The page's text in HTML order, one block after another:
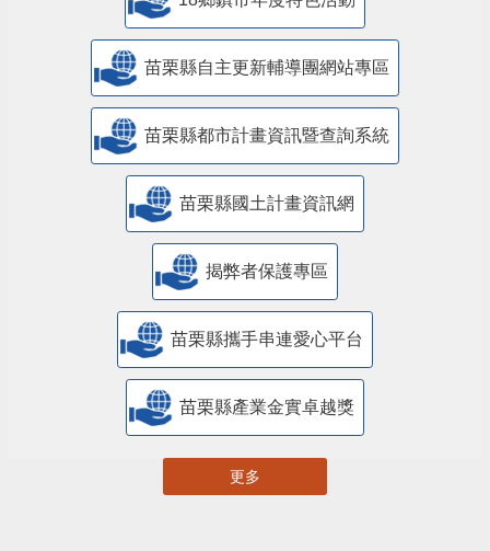
苗栗縣自主更新輔導團網站專區
苗栗縣都市計畫資訊暨查詢系統
苗栗縣國土計畫資訊網
揭弊者保護專區
苗栗縣攜手串連愛心平台
苗栗縣產業金實卓越獎
更多